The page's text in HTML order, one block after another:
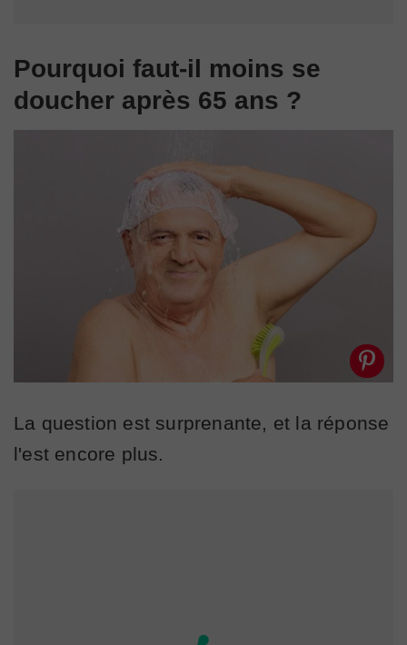
Pourquoi faut-il moins se
doucher après 65 ans ?
La question est surprenante, et la réponse
l'est encore plus.